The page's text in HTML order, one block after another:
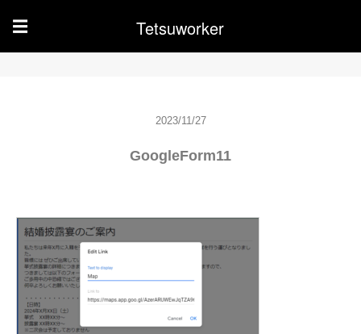
☰ Tetsuworker
2023/11/27
GoogleForm11